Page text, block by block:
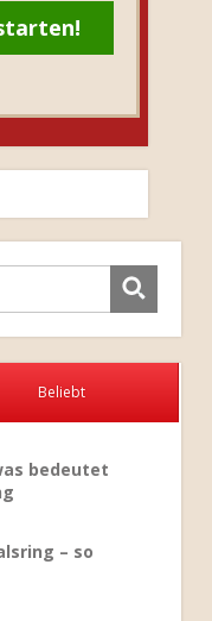
Beliebt
bedeutet
– so